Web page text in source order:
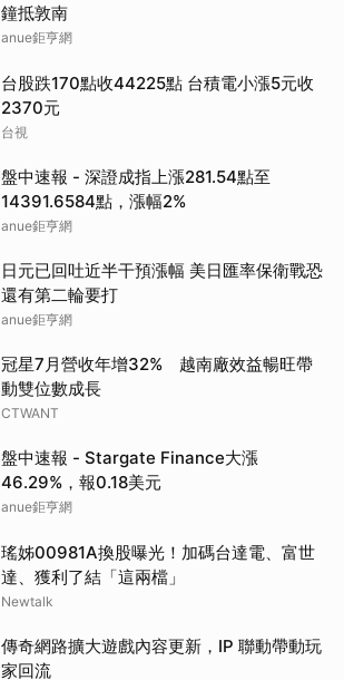
鐘抵敦南
anue鉅亨網
台股跌170點收44225點 台積電小漲5元收
2370元
台視
盤中速報 - 深證成指上漲281.54點至
14391.6584點，漲幅2%
anue鉅亨網
日元已回吐近半干預漲幅 美日匯率保衛戰恐
還有第二輪要打
anue鉅亨網
冠星7月營收年增32% 越南廠效益暢旺帶
動雙位數成長
CTWANT
盤中速報 - Stargate Finance大漲
46.29%，報0.18美元
anue鉅亨網
瑤姊00981A換股曝光！加碼台達電、富世
達、獲利了結「這兩檔」
Newtalk
傳奇網路擴大遊戲內容更新，IP 聯動帶動玩
家回流